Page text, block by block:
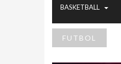
BASKETBALL
FUTBOL